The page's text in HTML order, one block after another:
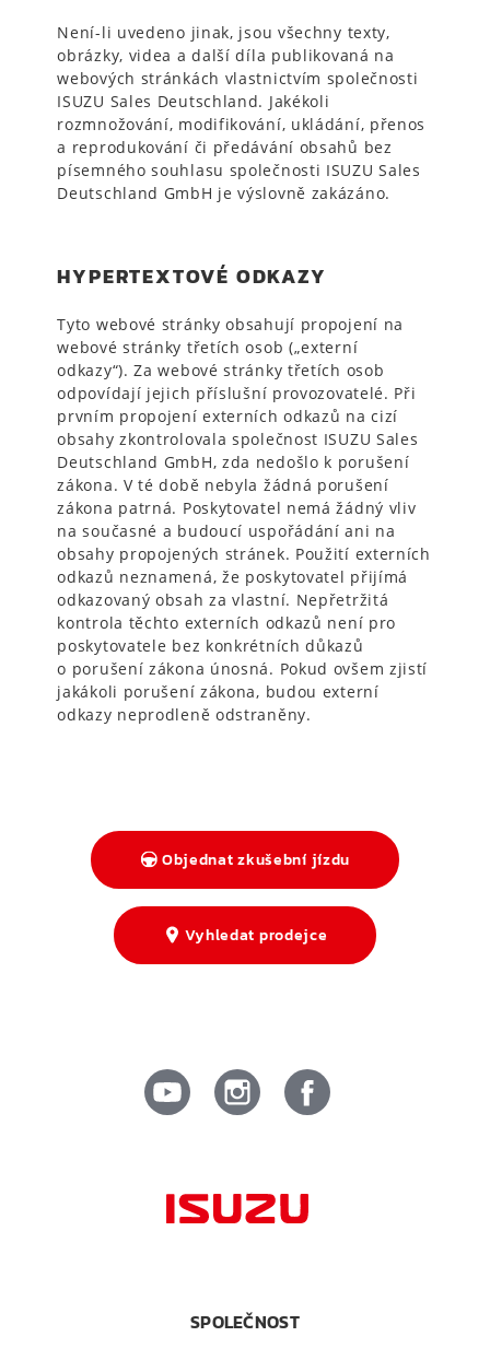
Není-li uvedeno jinak, jsou všechny texty,
obrázky, videa a další díla publikovaná na
webových stránkách vlastnictvím společnosti
ISUZU Sales Deutschland. Jakékoli
rozmnožování, modifikování, ukládání, přenos
a reprodukování či předávání obsahů bez
písemného souhlasu společnosti ISUZU Sales
Deutschland GmbH je výslovně zakázáno.
HYPERTEXTOVÉ ODKAZY
Tyto webové stránky obsahují propojení na
webové stránky třetích osob („externí
odkazy“). Za webové stránky třetích osob
odpovídají jejich příslušní provozovatelé. Při
prvním propojení externích odkazů na cizí
obsahy zkontrolovala společnost ISUZU Sales
Deutschland GmbH, zda nedošlo k porušení
zákona. V té době nebyla žádná porušení
zákona patrná. Poskytovatel nemá žádný vliv
na současné a budoucí uspořádání ani na
obsahy propojených stránek. Použití externích
odkazů neznamená, že poskytovatel přijímá
odkazovaný obsah za vlastní. Nepřetržitá
kontrola těchto externích odkazů není pro
poskytovatele bez konkrétních důkazů
o porušení zákona únosná. Pokud ovšem zjistí
jakákoli porušení zákona, budou externí
odkazy neprodleně odstraněny.
Objednat zkušební jízdu
Vyhledat prodejce
SPOLEČNOST